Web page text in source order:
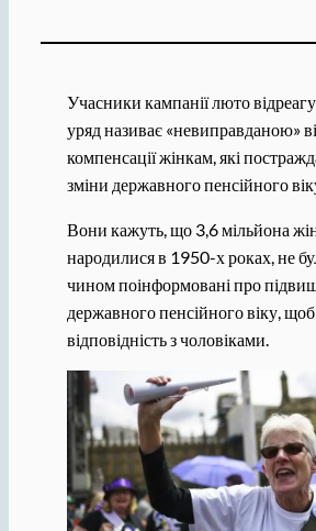
Учасники кампанії люто
уряд називає «невиправданою»
компенсації жінкам, які
зміни державного пенсійного
Вони кажуть, що 3,6 мільйона
народилися в 1950-х роках, не
чином поінформовані про
державного пенсійного віку,
відповідність з чоловіками.